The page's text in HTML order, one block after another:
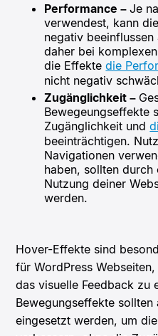
Performance –Je
verwendest, kann
negativ
daher bei
die Effektedie
nicht negativ
Zugänglichkeit –
Bewegeungseffekte
Zugänglichkeit und
beeinträchtigen.
Navigationen
haben, sollten
Nutzung deiner
werden.
Hover-Effekte sind
für WordPress
das visuelle Feedback zu
Bewegungseffekte
eingesetzt werden, um